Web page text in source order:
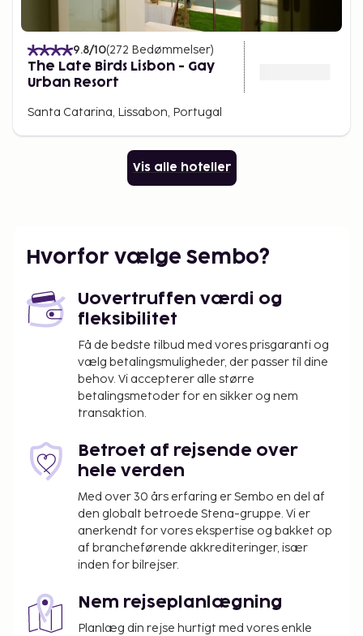
9.8/10(272 Bedømmelser)
The Late Birds Lisbon - Gay
Urban Resort
Santa Catarina, Lissabon, Portugal
Vis alle hoteller
Hvorfor vælge Sembo?
Uovertruffen værdi og
fleksibilitet
Få de bedste tilbud med vores prisgaranti og
vælg betalingsmuligheder, der passer til dine
behov. Vi accepterer alle større
betalingsmetoder for en sikker og nem
transaktion.
Betroet af rejsende over
hele verden
Med over 30 års erfaring er Sembo en del af
den globalt betroede Stena-gruppe. Vi er
anerkendt for vores ekspertise og bakket op
af brancheførende akkrediteringer, især
inden for bilrejser.
Nem rejseplanlægning
Planlæg din rejse hurtigt med vores enkle